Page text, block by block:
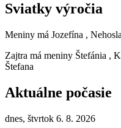
Sviatky výročia
Meniny má Jozefína ,
Zajtra má meniny Štefánia ,
Štefana
Aktuálne počasie
dnes, štvrtok 6. 8. 2026